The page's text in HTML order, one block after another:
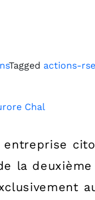
Tagged actions-rse
Chal
entreprise
la